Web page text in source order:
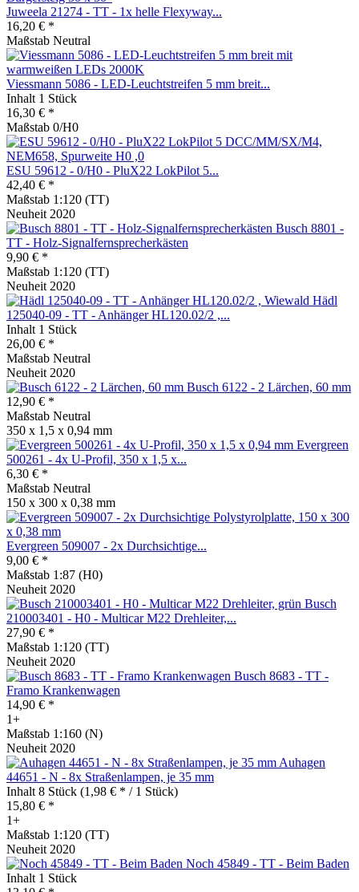
Juweela 21274 - TT - 1x helle Flexyway...
16,20 € *
Maßstab Neutral
Viessmann 5086 - LED-Leuchtstreifen 5 mm breit...
Inhalt 1 Stück
16,30 € *
Maßstab 0/H0
ESU 59612 - 0/H0 - PluX22 LokPilot 5...
42,40 € *
Maßstab 1:120 (TT)
Neuheit 2020
Busch 8801 -
TT - Holz-Signalfernsprecherkästen
9,90 € *
Maßstab 1:120 (TT)
Neuheit 2020
Hädl
125040-09 - TT - Anhänger HL120.02/2 ,...
Inhalt 1 Stück
26,00 € *
Maßstab Neutral
Neuheit 2020
Busch 6122 - 2 Lärchen, 60 mm
12,90 € *
Maßstab Neutral
350 x 1,5 x 0,94 mm
Evergreen
500261 - 4x U-Profil, 350 x 1,5 x...
6,30 € *
Maßstab Neutral
150 x 300 x 0,38 mm
Evergreen 509007 - 2x Durchsichtige...
9,00 € *
Maßstab 1:87 (H0)
Neuheit 2020
Busch
210003401 - H0 - Multicar M22 Drehleiter,...
27,90 € *
Maßstab 1:120 (TT)
Neuheit 2020
Busch 8683 - TT -
Framo Krankenwagen
14,90 € *
1+
Maßstab 1:160 (N)
Neuheit 2020
Auhagen
44651 - N - 8x Straßenlampen, je 35 mm
Inhalt 8 Stück (1,98 € * / 1 Stück)
15,80 € *
1+
Maßstab 1:120 (TT)
Neuheit 2020
Noch 45849 - TT - Beim Baden
Inhalt 1 Stück